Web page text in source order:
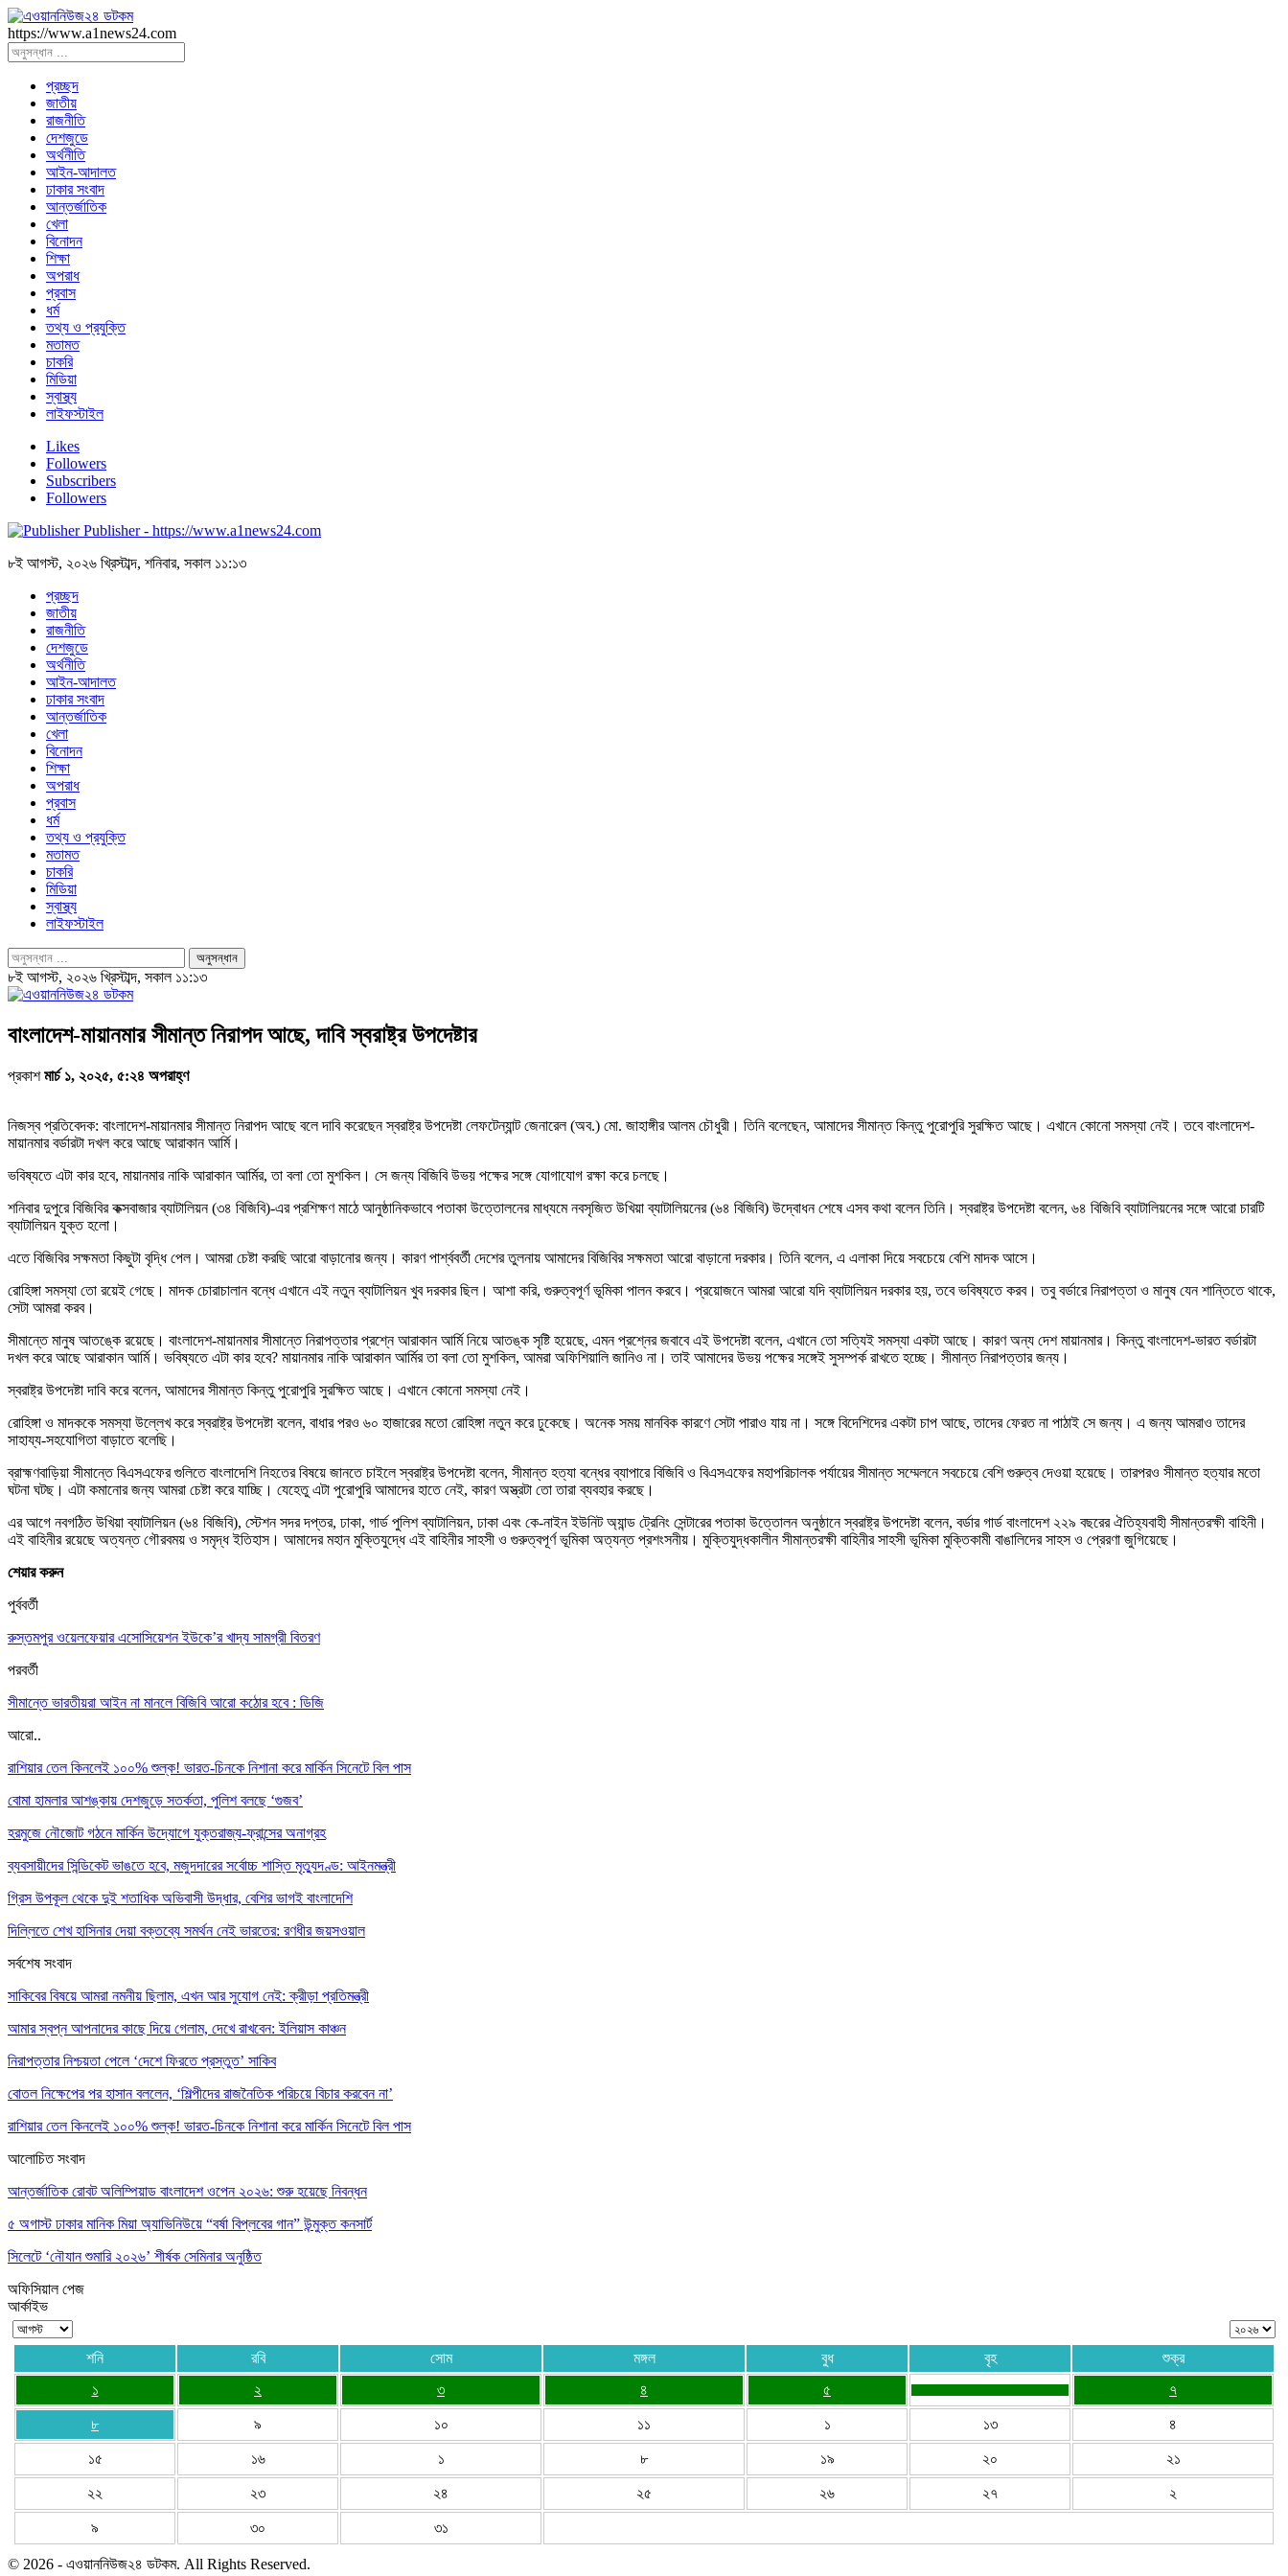
https://www.a1news24.com
প্রচ্ছদ
জাতীয়
রাজনীতি
দেশজুডে
অর্থনীতি
আইন-আদালত
ঢাকার সংবাদ
আন্তর্জাতিক
খেলা
বিনোদন
শিক্ষা
অপরাধ
প্রবাস
ধর্ম
তথ্য ও প্রযুক্তি
মতামত
চাকরি
মিডিয়া
স্বাস্থ্য
লাইফস্টাইল
Likes
Followers
Subscribers
Followers
Publisher - https://www.a1news24.com
৮ই আগস্ট, ২০২৬ খ্রিস্টাব্দ, শনিবার, সকাল ১১:১৩
প্রচ্ছদ
জাতীয়
রাজনীতি
দেশজুডে
অর্থনীতি
আইন-আদালত
ঢাকার সংবাদ
আন্তর্জাতিক
খেলা
বিনোদন
শিক্ষা
অপরাধ
প্রবাস
ধর্ম
তথ্য ও প্রযুক্তি
মতামত
চাকরি
মিডিয়া
স্বাস্থ্য
লাইফস্টাইল
৮ই আগস্ট, ২০২৬ খ্রিস্টাব্দ, সকাল ১১:১৩
বাংলাদেশ-মায়ানমার সীমান্ত নিরাপদ আছে, দাবি স্বরাষ্ট্র উপদেষ্টার
প্রকাশমার্চ ১, ২০২৫, ৫:২৪ অপরাহ্ণ
নিজস্ব প্রতিবেদক: বাংলাদেশ-মায়ানমার সীমান্ত নিরাপদ আছে বলে দাবি করেছেন স্বরাষ্ট্র উপদেষ্টা লেফটেন্যান্ট জেনারেল (অব.) মো. জাহাঙ্গীর আলম চৌধুরী। তিনি বলেছেন, আমাদের সীমান্ত কিন্তু পুরোপুরি সুরক্ষিত আছে। এখানে কোনো সমস্যা নেই। তবে বাংলাদেশ-
মায়ানমার বর্ডারটা দখল করে আছে আরাকান আর্মি।
ভবিষ্যতে এটা কার হবে, মায়ানমার নাকি আরাকান আর্মির, তা বলা তো মুশকিল। সে জন্য বিজিবি উভয় পক্ষের সঙ্গে যোগাযোগ রক্ষা করে চলছে।
শনিবার দুপুরে বিজিবির কক্সবাজার ব্যাটালিয়ন (৩৪ বিজিবি)-এর প্রশিক্ষণ মাঠে আনুষ্ঠানিকভাবে পতাকা উত্তোলনের মাধ্যমে নবসৃজিত উখিয়া ব্যাটালিয়নের (৬৪ বিজিবি) উদ্বোধন শেষে এসব কথা বলেন তিনি। স্বরাষ্ট্র উপদেষ্টা বলেন, ৬৪ বিজিবি ব্যাটালিয়নের সঙ্গে আরো চারটি
ব্যাটালিয়ন যুক্ত হলো।
এতে বিজিবির সক্ষমতা কিছুটা বৃদ্ধি পেল। আমরা চেষ্টা করছি আরো বাড়ানোর জন্য। কারণ পার্শ্ববর্তী দেশের তুলনায় আমাদের বিজিবির সক্ষমতা আরো বাড়ানো দরকার। তিনি বলেন, এ এলাকা দিয়ে সবচেয়ে বেশি মাদক আসে।
রোহিঙ্গা সমস্যা তো রয়েই গেছে। মাদক চোরাচালান বন্ধে এখানে এই নতুন ব্যাটালিয়ন খুব দরকার ছিল। আশা করি, গুরুত্বপূর্ণ ভূমিকা পালন করবে। প্রয়োজনে আমরা আরো যদি ব্যাটালিয়ন দরকার হয়, তবে ভবিষ্যতে করব। তবু বর্ডারে নিরাপত্তা ও মানুষ যেন শান্তিতে থাকে,
সেটা আমরা করব।
সীমান্তে মানুষ আতঙ্কে রয়েছে। বাংলাদেশ-মায়ানমার সীমান্তে নিরাপত্তার প্রশ্নে আরাকান আর্মি নিয়ে আতঙ্ক সৃষ্টি হয়েছে, এমন প্রশ্নের জবাবে এই উপদেষ্টা বলেন, এখানে তো সত্যিই সমস্যা একটা আছে। কারণ অন্য দেশ মায়ানমার। কিন্তু বাংলাদেশ-ভারত বর্ডারটা
দখল করে আছে আরাকান আর্মি। ভবিষ্যতে এটা কার হবে? মায়ানমার নাকি আরাকান আর্মির তা বলা তো মুশকিল, আমরা অফিশিয়ালি জানিও না। তাই আমাদের উভয় পক্ষের সঙ্গেই সুসম্পর্ক রাখতে হচ্ছে। সীমান্ত নিরাপত্তার জন্য।
স্বরাষ্ট্র উপদেষ্টা দাবি করে বলেন, আমাদের সীমান্ত কিন্তু পুরোপুরি সুরক্ষিত আছে। এখানে কোনো সমস্যা নেই।
রোহিঙ্গা ও মাদককে সমস্যা উল্লেখ করে স্বরাষ্ট্র উপদেষ্টা বলেন, বাধার পরও ৬০ হাজারের মতো রোহিঙ্গা নতুন করে ঢুকেছে। অনেক সময় মানবিক কারণে সেটা পারাও যায় না। সঙ্গে বিদেশিদের একটা চাপ আছে, তাদের ফেরত না পাঠাই সে জন্য। এ জন্য আমরাও তাদের
সাহায্য-সহযোগিতা বাড়াতে বলেছি।
ব্রাহ্মণবাড়িয়া সীমান্তে বিএসএফের গুলিতে বাংলাদেশি নিহতের বিষয়ে জানতে চাইলে স্বরাষ্ট্র উপদেষ্টা বলেন, সীমান্ত হত্যা বন্ধের ব্যাপারে বিজিবি ও বিএসএফের মহাপরিচালক পর্যায়ের সীমান্ত সম্মেলনে সবচেয়ে বেশি গুরুত্ব দেওয়া হয়েছে। তারপরও সীমান্ত হত্যার মতো
ঘটনা ঘটছ। এটা কমানোর জন্য আমরা চেষ্টা করে যাচ্ছি। যেহেতু এটা পুরোপুরি আমাদের হাতে নেই, কারণ অস্ত্রটা তো তারা ব্যবহার করছে।
এর আগে নবগঠিত উখিয়া ব্যাটালিয়ন (৬৪ বিজিবি), স্টেশন সদর দপ্তর, ঢাকা, গার্ড পুলিশ ব্যাটালিয়ন, ঢাকা এবং কে-নাইন ইউনিট অ্যান্ড ট্রেনিং সেন্টারের পতাকা উত্তোলন অনুষ্ঠানে স্বরাষ্ট্র উপদেষ্টা বলেন, বর্ডার গার্ড বাংলাদেশ ২২৯ বছরের ঐতিহ্যবাহী সীমান্তরক্ষী বাহিনী।
এই বাহিনীর রয়েছে অত্যন্ত গৌরবময় ও সমৃদ্ধ ইতিহাস। আমাদের মহান মুক্তিযুদ্ধে এই বাহিনীর সাহসী ও গুরুত্বপূর্ণ ভূমিকা অত্যন্ত প্রশংসনীয়। মুক্তিযুদ্ধকালীন সীমান্তরক্ষী বাহিনীর সাহসী ভূমিকা মুক্তিকামী বাঙালিদের সাহস ও প্রেরণা জুগিয়েছে।
শেয়ার করুন
পুর্ববর্তী
রুস্তমপুর ওয়েলফেয়ার এসোসিয়েশন ইউকে’র খাদ্য সামগ্রী বিতরণ
পরবর্তী
সীমান্তে ভারতীয়রা আইন না মানলে বিজিবি আরো কঠোর হবে : ডিজি
আরো..
রাশিয়ার তেল কিনলেই ১০০% শুল্ক! ভারত-চিনকে নিশানা করে মার্কিন সিনেটে বিল পাস
বোমা হামলার আশঙ্কায় দেশজুড়ে সতর্কতা, পুলিশ বলছে ‘গুজব’
হরমুজে নৌজোট গঠনে মার্কিন উদ্যোগে যুক্তরাজ্য-ফ্রান্সের অনাগ্রহ
ব্যবসায়ীদের সিন্ডিকেট ভাঙতে হবে, মজুদদারের সর্বোচ্চ শাস্তি মৃত্যুদণ্ড: আইনমন্ত্রী
গ্রিস উপকূল থেকে দুই শতাধিক অভিবাসী উদ্ধার, বেশির ভাগই বাংলাদেশি
দিল্লিতে শেখ হাসিনার দেয়া বক্তব্যে সমর্থন নেই ভারতের: রণধীর জয়সওয়াল
সর্বশেষ সংবাদ
সাকিবের বিষয়ে আমরা নমনীয় ছিলাম, এখন আর সুযোগ নেই: ক্রীড়া প্রতিমন্ত্রী
আমার স্বপ্ন আপনাদের কাছে দিয়ে গেলাম, দেখে রাখবেন: ইলিয়াস কাঞ্চন
নিরাপত্তার নিশ্চয়তা পেলে ‘দেশে ফিরতে প্রস্তুত’ সাকিব
বোতল নিক্ষেপের পর হাসান বললেন, ‘শিল্পীদের রাজনৈতিক পরিচয়ে বিচার করবেন না’
রাশিয়ার তেল কিনলেই ১০০% শুল্ক! ভারত-চিনকে নিশানা করে মার্কিন সিনেটে বিল পাস
আলোচিত সংবাদ
আন্তর্জাতিক রোবট অলিম্পিয়াড বাংলাদেশ ওপেন ২০২৬: শুরু হয়েছে নিবন্ধন
৫ অগাস্ট ঢাকার মানিক মিয়া অ্যাভিনিউয়ে “বর্ষা বিপ্লবের গান” উন্মুক্ত কনসার্ট
সিলেটে ‘নৌযান শুমারি ২০২৬’ শীর্ষক সেমিনার অনুষ্ঠিত
অফিসিয়াল পেজ
আর্কাইভ
শনি রবি সোম মঙ্গল বুধ বৃহ
শুক্র
১
২ ৩ ৪ ৫ ৭
৮ ৯ ১০ ১১ ১ ১৩ ৪
১৫ ১৬ ১ ৮ ১৯ ২০ ২১
২২ ২৩ ২৪ ২৫ ২৬ ২৭ ২
৯ ৩০ ৩১
© 2026 - এওয়াননিউজ২৪ ডটকম. All Rights Reserved.